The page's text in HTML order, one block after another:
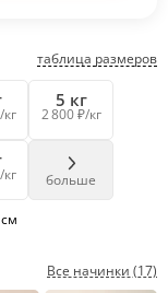
таблица размеров
5 кг
2 800 ₽/кг
больше
Все начинки (17)